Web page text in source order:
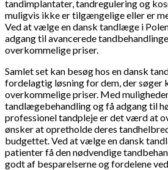
tandimplantater, tandregulering og
muligvis ikke er tilgængelige eller er
Ved at vælge en dansk tandlæge i
adgang til avancerede
overkommelige priser.
Samlet set kan besøg hos en dansk
fordelagtig løsning for dem, der søger
overkommelige priser. Med
tandlægebehandling og få adgang til
professionel tandpleje er det værd at
ønsker at opretholde deres
budgettet. Ved at vælge en dansk
patienter få den nødvendige
godt af besparelserne og fordelene